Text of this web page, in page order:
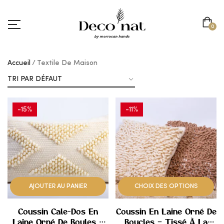
0
Accueil Textile De Maison
-15%
AJOUTER AU PANIER
AJOUTER
À
COUPS
Coussin Cale-Dos En
Laine Orné De Boules –
-11%
CHOIX DES OPTIONS
AJOUTER
À
MES
COUPS
Coussin En Laine Orné De
Boucles – Tissé À La